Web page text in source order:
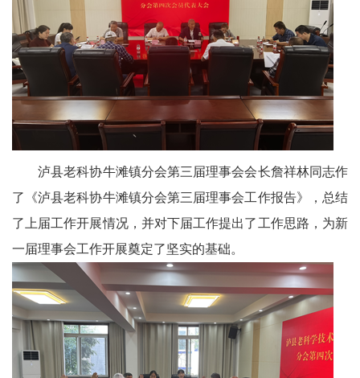
老
科
协
旅
播
今
日
宜
宾
泸县老科协牛滩镇分会第三届理事会会长詹祥林同志作
了《泸县老科协牛滩镇分会第三届理事会工作报告》，总结
了上届工作开展情况，并对下届工作提出了工作思路，为新
一届理事会工作开展奠定了坚实的基础。